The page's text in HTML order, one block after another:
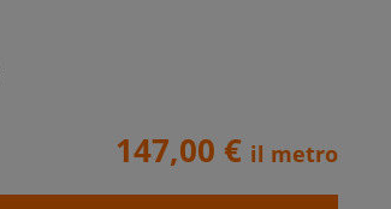
147,00 € il metro